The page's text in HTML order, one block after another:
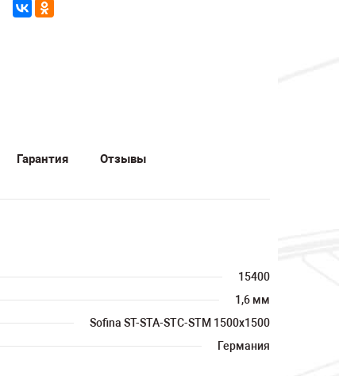
Гарантия Отзывы
15400
1,6 мм
Sofina ST-STA-STC-STM 1500x1500
Германия